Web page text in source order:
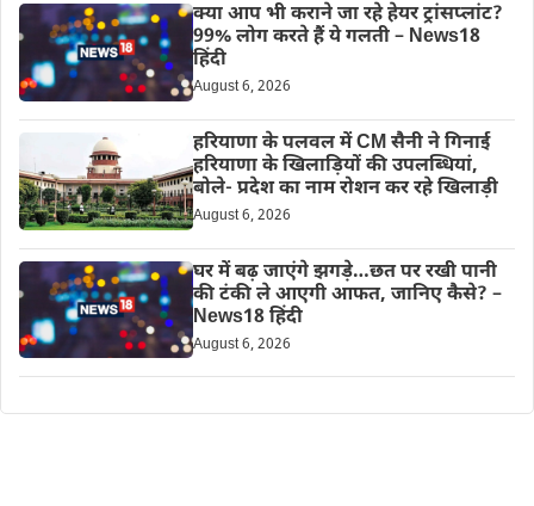
क्या आप भी कराने जा रहे हेयर ट्रांसप्लांट?
99% लोग करते हैं ये गलती – News18
हिंदी
August 6, 2026
हरियाणा के पलवल में CM सैनी ने गिनाई
हरियाणा के खिलाड़ियों की उपलब्धियां,
बोले- प्रदेश का नाम रोशन कर रहे खिलाड़ी
August 6, 2026
घर में बढ़ जाएंगे झगड़े…छत पर रखी पानी
की टंकी ले आएगी आफत, जानिए कैसे? –
News18 हिंदी
August 6, 2026